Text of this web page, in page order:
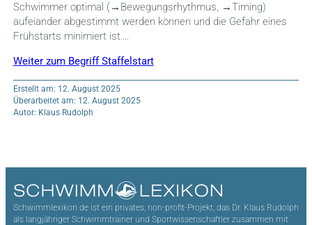
Schwimmer optimal (→Bewegungsrhythmus, →Timing)
aufeiander abgestimmt werden können und die Gefahr eines
Frühstarts minimiert ist.…
Weiter zum Begriff Staffelstart
Erstellt am: 12. August 2025
Überarbeitet am: 12. August 2025
Autor: Klaus Rudolph
Schwimmlexikon.de ist ein privates, non-profit-Projekt, das Dr. Klaus Rudolph
als langjähriger Schwimmtrainer und Sportwissenschaftler zusammen mit